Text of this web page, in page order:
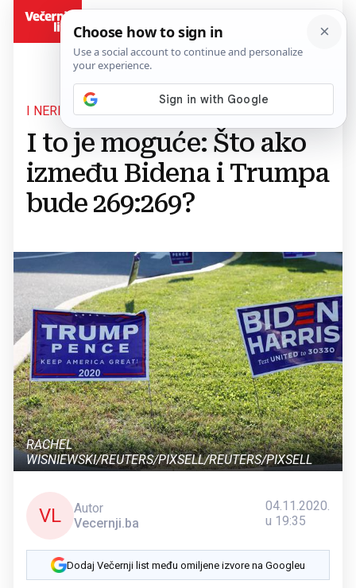
I NERIJEŠENO JE LEGITIMNO
I to je moguće: Što ako
između Bidena i Trumpa
bude 269:269?
RACHEL
WISNIEWSKI/REUTERS/PIXSELL/REUTERS/PIXSELL
VL
Autor
Vecernji.ba
04.11.2020.
u 19:35
Dodaj Večernji list među omiljene izvore na Googleu